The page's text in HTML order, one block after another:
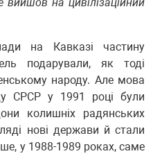
на Кавказі частину
подарували, як тоді
народу. Але мова
СРСР у 1991 році були
колишніх радянських
нові держави й стали
у 1988-1989 роках, саме